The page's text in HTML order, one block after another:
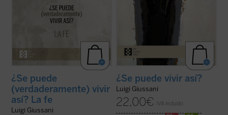
¿Se puede
(verdaderamente) vivir
así? La fe
Luigi Giussani
¿Se puede vivir así?
Luigi Giussani
22,00€ IVA incluido